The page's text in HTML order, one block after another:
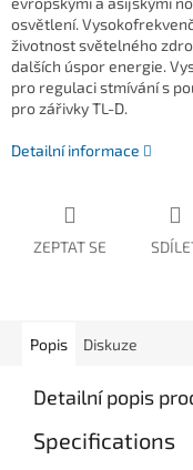
osvětlení.
životnost světelného
dalších úspor energie.
pro regulaci stmívání s
pro zářivky TL-D.
Detailní informace
ZEPTAT SE
Popis Diskuze
Detailní popis
Specifications